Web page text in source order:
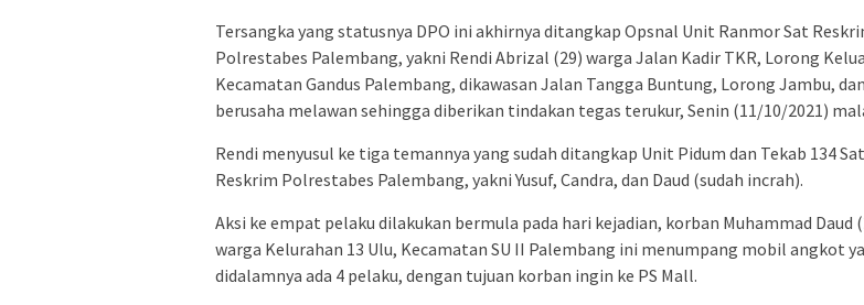
Tersangka yang statusnya DPO ini akhirnya ditangkap Opsnal Unit Ranmor Sat
Polrestabes Palembang, yakni Rendi Abrizal (29) warga Jalan Kadir TKR, Lorong
Kecamatan Gandus Palembang, dikawasan Jalan Tangga Buntung, Lorong Jambu, dan
berusaha melawan sehingga diberikan tindakan tegas terukur, Senin (11/10/2021)
Rendi menyusul ke tiga temannya yang sudah ditangkap Unit Pidum dan Tekab 134 Sat
Reskrim Polrestabes Palembang, yakni Yusuf, Candra, dan Daud (sudah incrah).
Aksi ke empat pelaku dilakukan bermula pada hari kejadian, korban Muhammad Daud
warga Kelurahan 13 Ulu, Kecamatan SU II Palembang ini menumpang mobil angkot
didalamnya ada 4 pelaku, dengan tujuan korban ingin ke PS Mall.